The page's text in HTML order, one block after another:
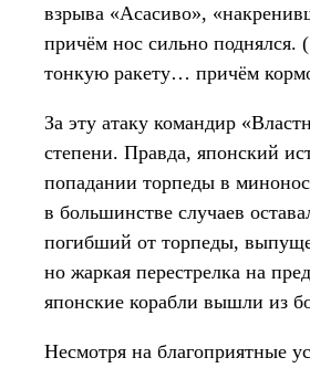
взрыва «Асасиво»,
причём нос сильно поднялся.
тонкую ракету… причём
За эту атаку командир
степени. Правда, японский
попадании торпеды в
в большинстве случаев
погибший от торпеды,
но жаркая перестрелка на
японские корабли вышли из
Несмотря на благоприятные